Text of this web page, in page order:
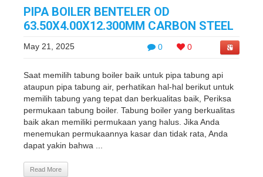
PIPA BOILER BENTELER OD
63.50X4.00X12.300MM CARBON STEEL
0 0
May 21, 2025
Saat memilih tabung boiler baik untuk pipa tabung api
ataupun pipa tabung air, perhatikan hal-hal berikut untuk
memilih tabung yang tepat dan berkualitas baik, Periksa
permukaan tabung boiler. Tabung boiler yang berkualitas
baik akan memiliki permukaan yang halus. Jika Anda
menemukan permukaannya kasar dan tidak rata, Anda
dapat yakin bahwa ...
Read More